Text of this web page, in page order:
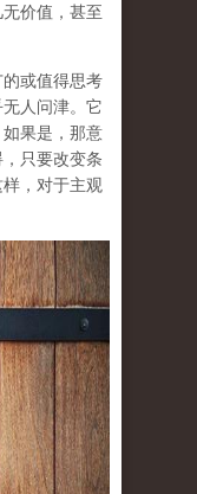
价值，甚至
或值得思考
人问津。它
果是，那意
只要改变条
，对于主观